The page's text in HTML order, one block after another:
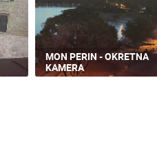
MON PERIN - OKRETNA
KAMERA